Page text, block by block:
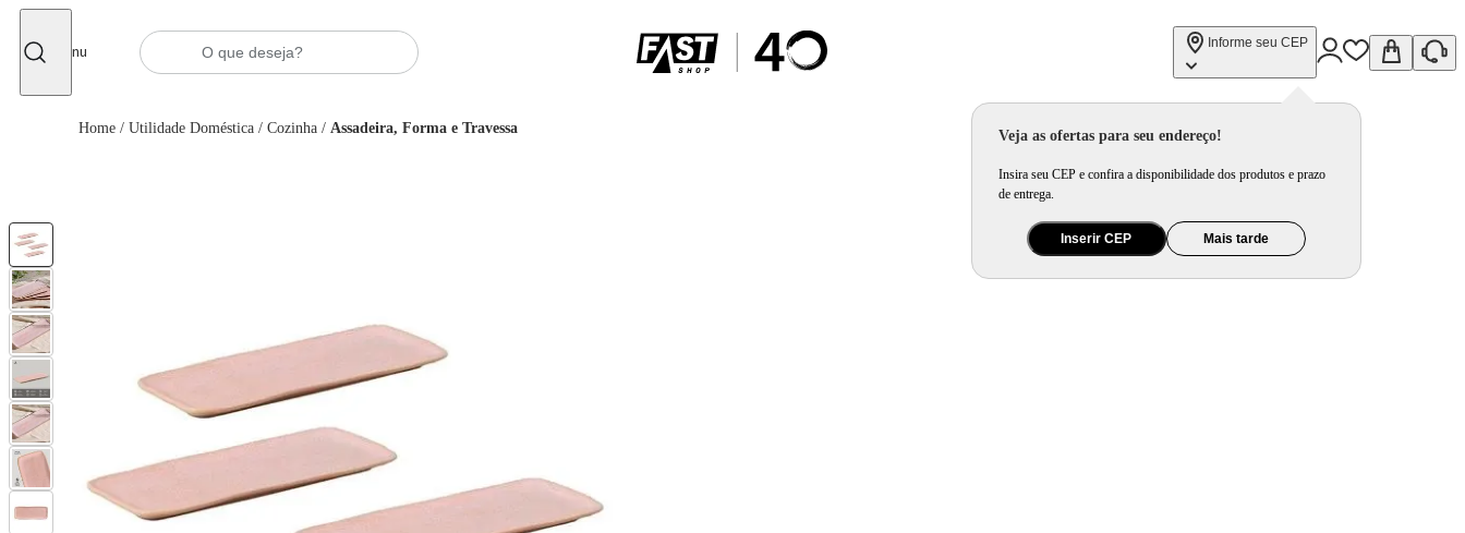
Menu
Informe seu CEP
Veja as ofertas para seu endereço!
Insira seu CEP e confira a disponibilidade dos produtos e prazo
de entrega.
Inserir CEP Mais tarde
Home / Utilidade Doméstica / Cozinha / Assadeira, Forma e Travessa